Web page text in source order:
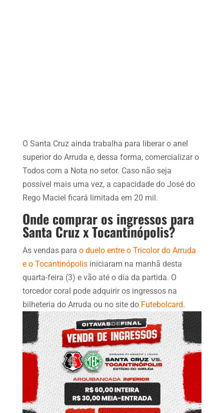
O Santa Cruz ainda trabalha para liberar o anel
superior do Arruda e, dessa forma, comercializar o
Todos com a Nota no setor. Caso não seja
possível mais uma vez, a capacidade do José do
Rego Maciel ficará limitada em 20 mil.
Onde comprar os ingressos para
Santa Cruz x Tocantinópolis?
As vendas para o duelo entre o Tricolor do Arruda
e o Tocantinópolisiniciaram na manhã desta
quarta-feira (3) e vão até o dia da partida. O
torcedor coral pode adquirir os ingressos na
bilheteria do Arruda ou no site do Futebolcard.